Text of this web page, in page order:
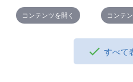
コンテンツを開く コンテ
すべて